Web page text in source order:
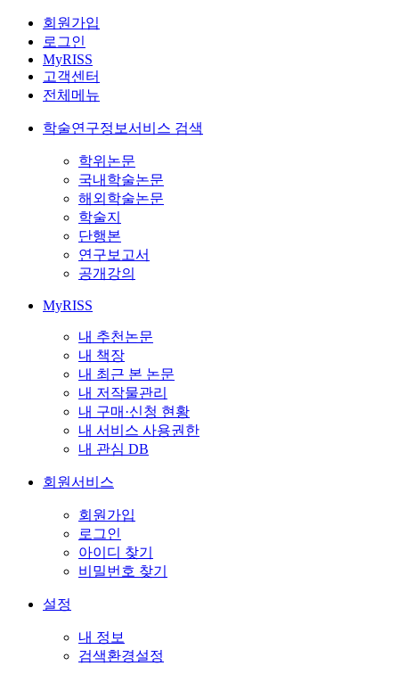
회원가입
로그인
MyRISS
고객센터
전체메뉴
학술연구정보서비스 검색
학위논문
국내학술논문
해외학술논문
학술지
단행본
연구보고서
공개강의
MyRISS
내 추천논문
내 책장
내 최근 본 논문
내 저작물관리
내 구매·신청 현황
내 서비스 사용권한
내 관심 DB
회원서비스
회원가입
로그인
아이디 찾기
비밀번호 찾기
설정
내 정보
검색환경설정